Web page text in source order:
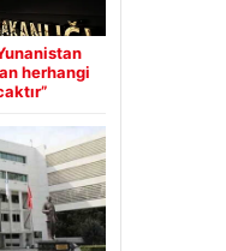
herhangi